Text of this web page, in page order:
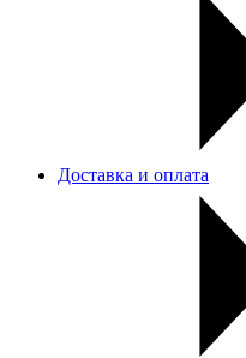
Доставка и оплата